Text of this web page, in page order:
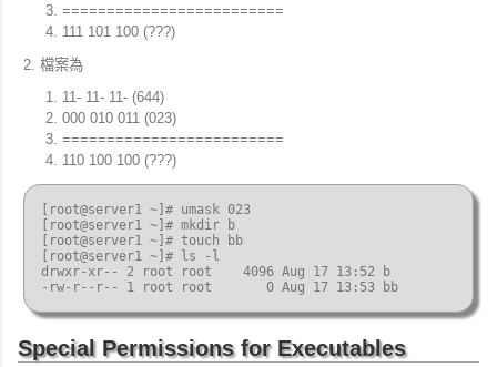
=========================
111 101 100 (???)
檔案為
11- 11- 11- (644)
000 010 011 (023)
=========================
110 100 100 (???)
[root@server1 ~]# umask 023
[root@server1 ~]# mkdir b
[root@server1 ~]# touch bb
[root@server1 ~]# ls -l
drwxr-xr-- 2 root root    4096 Aug 17 13:52 b
Special Permissions for Executables